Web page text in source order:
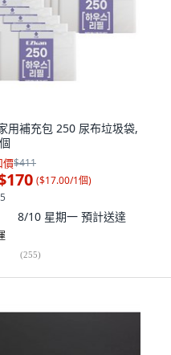
用補充包 250 尿布垃圾袋,
價$411
($17.00/1個)
8/10 星期一 預計送達
(255)